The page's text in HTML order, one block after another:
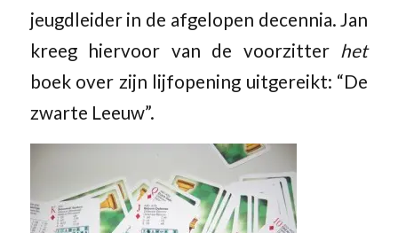
jeugdleider in de afgelopen decennia. Jan
kreeg hiervoor van de voorzitter het
boek over zijn lijfopening uitgereikt: “De
zwarte Leeuw”.